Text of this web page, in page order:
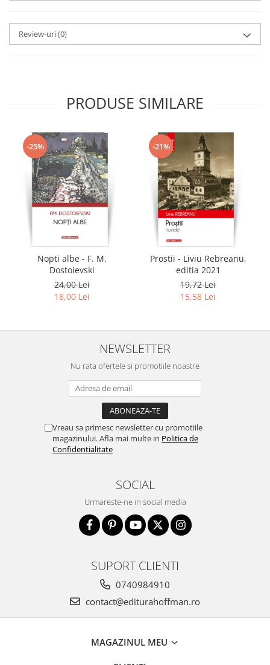
Review-uri(0)
PRODUSE SIMILARE
-25%
Nopti albe - F. M.
Dostoievski
24,00 Lei
18,00 Lei
-21%
Prostii - Liviu Rebreanu,
editia 2021
19,72 Lei
15,58 Lei
NEWSLETTER
Nu rata ofertele si promotiile noastre
Vreau sa primesc newsletter cu promotiile
magazinului. Afla mai multe in Politica de
Confidentialitate
SOCIAL
Urmareste-ne in social media
SUPORT CLIENTI
0740984910
contact@editurahoffman.ro
MAGAZINUL MEU